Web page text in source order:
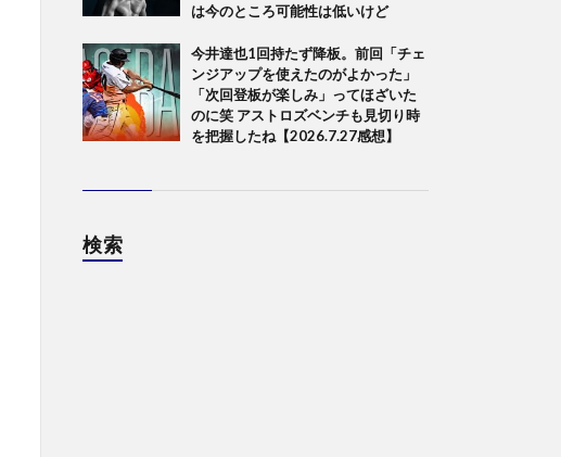
は今のところ可能性は低いけど
今井達也1回持たず降板。前回「チェ
ンジアップを使えたのがよかった」
「次回登板が楽しみ」ってほざいた
のに笑 アストロズベンチも見切り時
を把握したね【2026.7.27感想】
検索